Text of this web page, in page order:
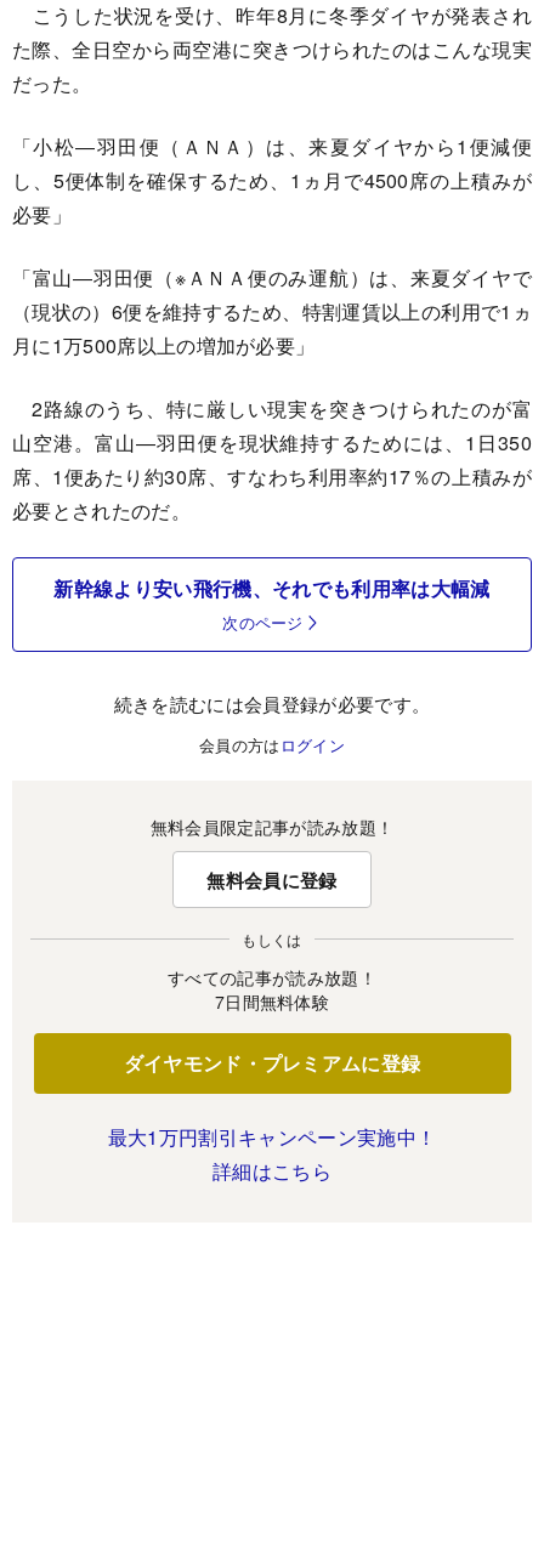
こうした状況を受け、昨年8月に冬季ダイヤが発表され
た際、全日空から両空港に突きつけられたのはこんな現実
だった。
「小松―羽田便（ＡＮＡ）は、来夏ダイヤから1便減便
し、5便体制を確保するため、1ヵ月で4500席の上積みが
必要」
「富山―羽田便（※ＡＮＡ便のみ運航）は、来夏ダイヤで
（現状の）6便を維持するため、特割運賃以上の利用で1ヵ
月に1万500席以上の増加が必要」
2路線のうち、特に厳しい現実を突きつけられたのが富
山空港。富山―羽田便を現状維持するためには、1日350
席、1便あたり約30席、すなわち利用率約17％の上積みが
必要とされたのだ。
新幹線より安い飛行機、それでも利用率は大幅減
次のページ
続きを読むには会員登録が必要です。
会員の方は ログイン
無料会員限定記事が読み放題！
無料会員に登録
もしくは
すべての記事が読み放題！
7日間無料体験
ダイヤモンド・プレミアムに登録
最大1万円割引キャンペーン実施中！
詳細はこちら